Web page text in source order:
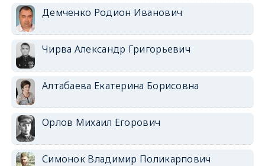
Демченко Родион Иванович
Чирва Александр Григорьевич
Алтабаева Екатерина Борисовна
Орлов Михаил Егорович
Симонок Владимир Поликарпович